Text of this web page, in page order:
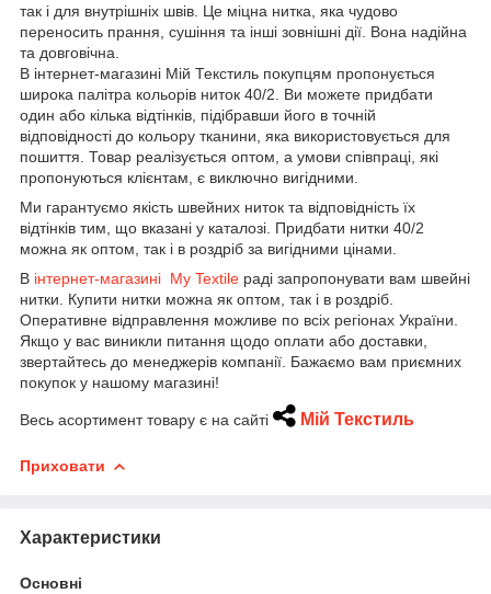
так і для внутрішніх швів. Це міцна нитка, яка чудово
переносить прання, сушіння та інші зовнішні дії. Вона надійна
та довговічна.
В інтернет-магазині Мій Текстиль покупцям пропонується
широка палітра кольорів ниток 40/2. Ви можете придбати
один або кілька відтінків, підібравши його в точній
відповідності до кольору тканини, яка використовується для
пошиття. Товар реалізується оптом, а умови співпраці, які
пропонуються клієнтам, є виключно вигідними.
Ми гарантуємо якість швейних ниток та відповідність їх
відтінків тим, що вказані у каталозі. Придбати нитки 40/2
можна як оптом, так і в роздріб за вигідними цінами.
В інтернет-магазині My Textile раді запропонувати вам швейні
нитки. Купити нитки можна як оптом, так і в роздріб.
Оперативне відправлення можливе по всіх регіонах України.
Якщо у вас виникли питання щодо оплати або доставки,
звертайтесь до менеджерів компанії. Бажаємо вам приємних
покупок у нашому магазині!
Весь асортимент товару є на сайті Мій Текстиль
Приховати
Характеристики
Основні